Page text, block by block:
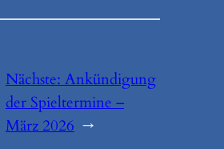
Nächste: Ankündigung
der Spieltermine –
März 2026 →